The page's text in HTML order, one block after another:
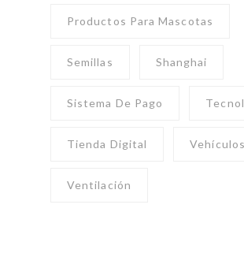
Productos Para Mascotas
Semillas Shanghai
Sistema De Pago
Tienda Digital Vehículos
Ventilación